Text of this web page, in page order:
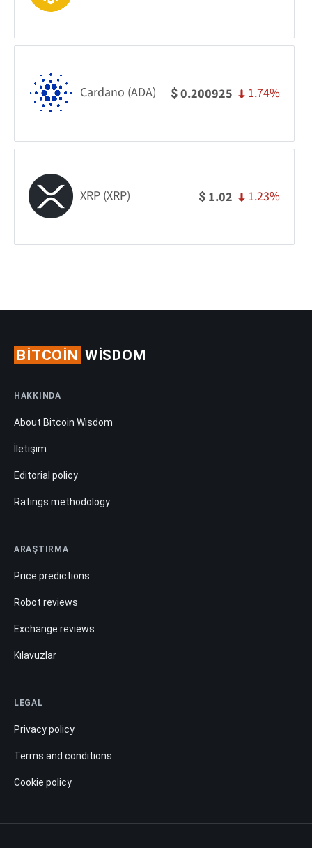
Cardano (ADA) $0.200925 1.74%
XRP (XRP) $ 1.02 1.23%
BITCOIN WISDOM
HAKKINDA
About Bitcoin Wisdom
İletişim
Editorial policy
Ratings methodology
ARAŞTIRMA
Price predictions
Robot reviews
Exchange reviews
Kılavuzlar
LEGAL
Privacy policy
Terms and conditions
Cookie policy